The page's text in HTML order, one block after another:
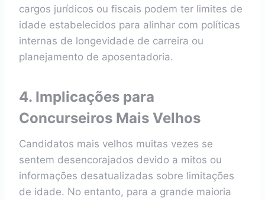
cargos jurídicos ou fiscais podem ter limites de
idade estabelecidos para alinhar com políticas
internas de longevidade de carreira ou
planejamento de aposentadoria.
4. Implicações para
Concurseiros Mais Velhos
Candidatos mais velhos muitas vezes se
sentem desencorajados devido a mitos ou
informações desatualizadas sobre limitações
de idade. No entanto, para a grande maioria